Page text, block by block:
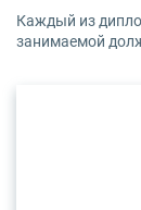
Каждый из
занимаемой